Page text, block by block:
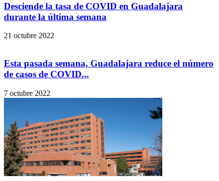
Desciende la tasa de COVID en Guadalajara
durante la última semana
21 octubre 2022
Esta pasada semana, Guadalajara reduce el número
de casos de COVID...
7 octubre 2022